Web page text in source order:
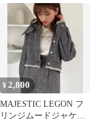
ロップショルダー/クロ
ップド丈/F
¥2,800
MAJESTIC LEGON フ
リンジムードジャケッ